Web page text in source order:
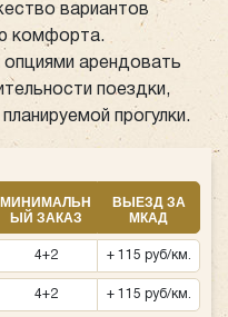
вариантов
комфорта.
арендовать
поездки,
прогулки.
МИНИМАЛЬН
ЫЙ ЗАКАЗ
ВЫЕЗД ЗА
МКАД
4+2 + 115 руб/км.
4+2 + 115 руб/км.